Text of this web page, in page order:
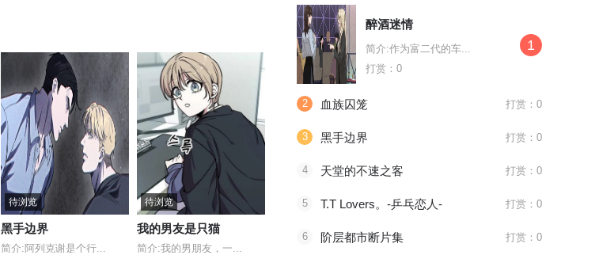
待浏览
黑手边界
简介:阿列克谢是个行...
待浏览
我的男友是只猫
简介:我的男朋友，一...
待浏览
我的奇葩青梅竹马
待浏览
醉酒迷情
简介:作为富二代的车...
打赏：0
1
2 血族囚笼 打赏：0
3 黑手边界 打赏：0
4 天堂的不速之客 打赏：0
5 T.T Lovers。-乒乓恋人- 打赏：0
6 阶层都市断片集 打赏：0